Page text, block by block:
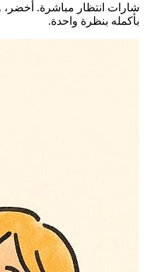
شارات انتظار مباشرة. أخضر،
بأكمله بنظرة واحدة.